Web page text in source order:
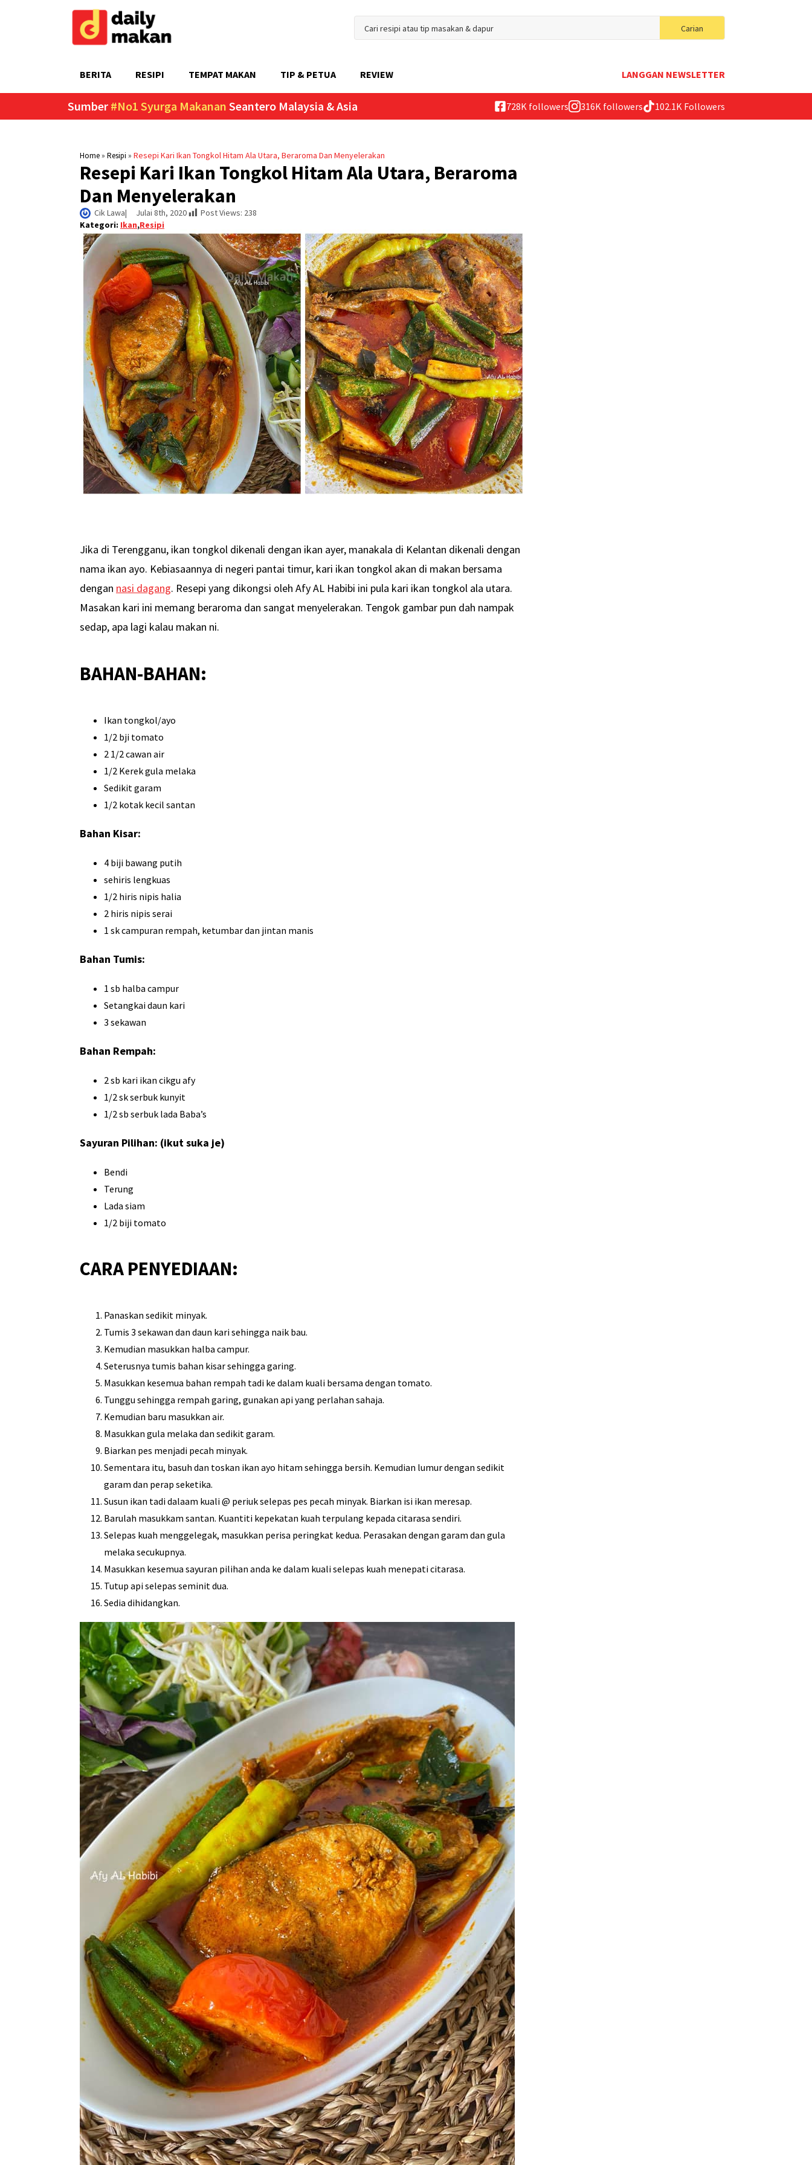
Carian
for:
BERITA RESIPI TEMPAT MAKAN TIP & PETUA REVIEW LANGGAN NEWSLETTER
Sumber #No1 Syurga Makanan Seantero Malaysia & Asia 728K followers 316K followers 102.1K Followers
Home» Resipi » Resepi Kari Ikan Tongkol Hitam Ala Utara, Beraroma Dan Menyelerakan
Resepi Kari Ikan Tongkol Hitam Ala Utara, Beraroma
Dan Menyelerakan
Cik Lawa| Julai 8th, 2020 Post Views: 238
Kategori: Ikan,Resipi
Jika di Terengganu, ikan tongkol dikenali dengan ikan ayer, manakala di Kelantan dikenali dengan
nama ikan ayo. Kebiasaannya di negeri pantai timur, kari ikan tongkol akan di makan bersama
dengan nasi dagang. Resepi yang dikongsi oleh Afy AL Habibi ini pula kari ikan tongkol ala utara.
Masakan kari ini memang beraroma dan sangat menyelerakan. Tengok gambar pun dah nampak
sedap, apa lagi kalau makan ni.
BAHAN-BAHAN:
Ikan tongkol/ayo
1/2 bji tomato
2 1/2 cawan air
1/2 Kerek gula melaka
Sedikit garam
1/2 kotak kecil santan
Bahan Kisar:
4 biji bawang putih
sehiris lengkuas
1/2 hiris nipis halia
2 hiris nipis serai
1 sk campuran rempah, ketumbar dan jintan manis
Bahan Tumis:
1 sb halba campur
Setangkai daun kari
3 sekawan
Bahan Rempah:
2 sb kari ikan cikgu afy
1/2 sk serbuk kunyit
1/2 sb serbuk lada Baba’s
Sayuran Pilihan: (ikut suka je)
Bendi
Terung
Lada siam
1/2 biji tomato
CARA PENYEDIAAN:
Panaskan sedikit minyak.
Tumis 3 sekawan dan daun kari sehingga naik bau.
Kemudian masukkan halba campur.
Seterusnya tumis bahan kisar sehingga garing.
Masukkan kesemua bahan rempah tadi ke dalam kuali bersama dengan tomato.
Tunggu sehingga rempah garing, gunakan api yang perlahan sahaja.
Kemudian baru masukkan air.
Masukkan gula melaka dan sedikit garam.
Biarkan pes menjadi pecah minyak.
Sementara itu, basuh dan toskan ikan ayo hitam sehingga bersih. Kemudian lumur dengan sedikit
garam dan perap seketika.
Susun ikan tadi dalaam kuali @ periuk selepas pes pecah minyak. Biarkan isi ikan meresap.
Barulah masukkam santan. Kuantiti kepekatan kuah terpulang kepada citarasa sendiri.
Selepas kuah menggelegak, masukkan perisa peringkat kedua. Perasakan dengan garam dan gula
melaka secukupnya.
Masukkan kesemua sayuran pilihan anda ke dalam kuali selepas kuah menepati citarasa.
Tutup api selepas seminit dua.
Sedia dihidangkan.